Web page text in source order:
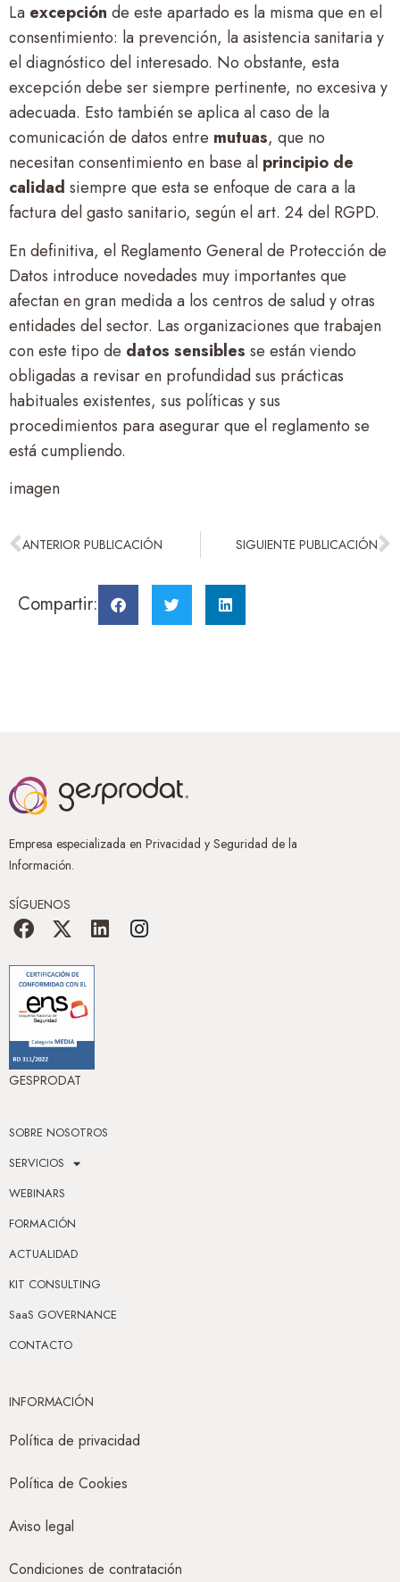
La excepción de este apartado es la misma que en el
consentimiento: la prevención, la asistencia sanitaria y
el diagnóstico del interesado. No obstante, esta
excepción debe ser siempre pertinente, no excesiva y
adecuada. Esto también se aplica al caso de la
comunicación de datos entre mutuas, que no
necesitan consentimiento en base al principio de
calidad siempre que esta se enfoque de cara a la
factura del gasto sanitario, según el art. 24 del RGPD.
En definitiva, el Reglamento General de Protección de
Datos introduce novedades muy importantes que
afectan en gran medida a los centros de salud y otras
entidades del sector. Las organizaciones que trabajen
con este tipo de datos sensibles se están viendo
obligadas a revisar en profundidad sus prácticas
habituales existentes, sus políticas y sus
procedimientos para asegurar que el reglamento se
está cumpliendo.
imagen
ANTERIOR PUBLICACIÓN SIGUIENTE PUBLICACIÓN
Compartir:
Empresa especializada en Privacidad y Seguridad de la
Información.
SÍGUENOS
GESPRODAT
SOBRE NOSOTROS
SERVICIOS
WEBINARS
FORMACIÓN
ACTUALIDAD
KIT CONSULTING
SaaS GOVERNANCE
CONTACTO
INFORMACIÓN
Política de privacidad
Política de Cookies
Aviso legal
Condiciones de contratación